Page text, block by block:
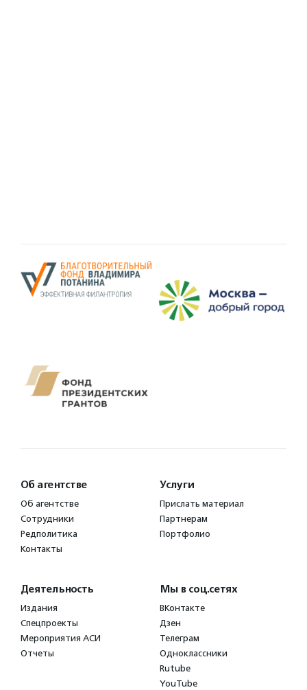
Об агентстве
Об агентстве
Сотрудники
Редполитика
Контакты
Услуги
Прислать материал
Партнерам
Портфолио
Деятельность
Издания
Спецпроекты
Мероприятия АСИ
Отчеты
Мы в соц.сетях
ВКонтакте
Дзен
Телеграм
Одноклассники
Rutube
YouTube